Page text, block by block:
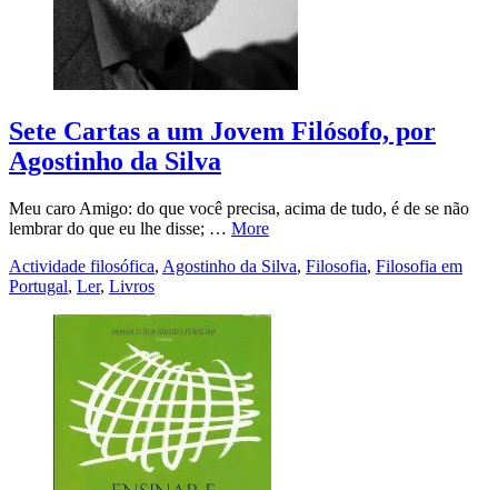
Sete Cartas a um Jovem Filósofo, por
Agostinho da Silva
Meu caro Amigo: do que você precisa, acima de tudo, é de se não
lembrar do que eu lhe disse; … More
Actividade filosófica, Agostinho da Silva, Filosofia, Filosofia em
Portugal, Ler, Livros